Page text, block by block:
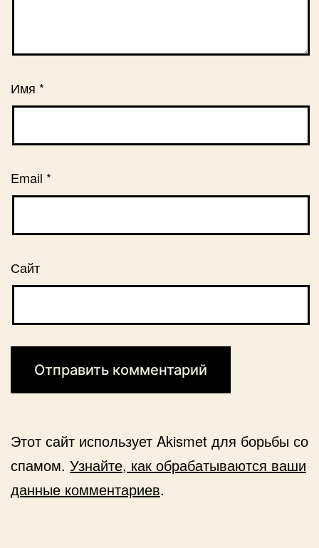
Имя *
Email *
Сайт
Этот сайт использует Akismet для борьбы со
спамом. Узнайте, как обрабатываются ваши
данные комментариев.